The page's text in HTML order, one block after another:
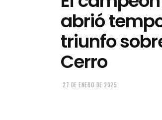
abrió
triunfo
Cerro
27 DE ENERO DE 2025